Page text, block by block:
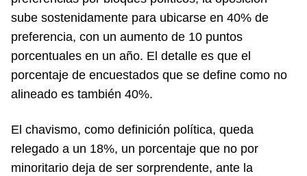
sube sostenidamente para ubicarse en 40% de
preferencia, con un aumento de 10 puntos
porcentuales en un año. El detalle es que el
porcentaje de encuestados que se define como no
alineado es también 40%.
El chavismo, como definición política, queda
relegado a un 18%, un porcentaje que no por
minoritario deja de ser sorprendente, ante la